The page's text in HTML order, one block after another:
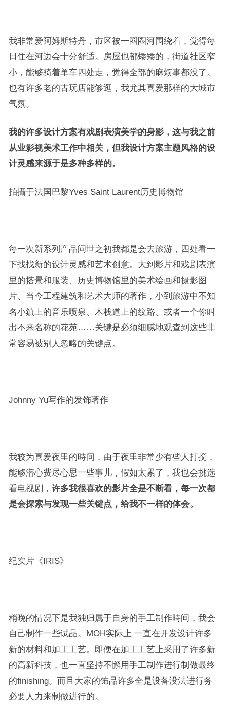
我非常爱阿姆斯特丹，市区被一圈圈河围绕着，觉得每
日住在河边会十分舒适。房屋也都矮矮的，街道社区窄
小，能够骑着单车四处走，觉得全部的麻烦事都没了。
也有许多老的古玩店能够逛，我尤其喜爱那样的大城市
气氛。
我的许多设计方案有戏剧表演美学的身影，这与我之前
从业影视美术工作中相关，但我设计方案主题风格的设
计灵感来源于是多种多样的。
拍攝于法国巴黎Yves Saint Laurent历史博物馆
每一次新系列产品问世之初我都是会去旅游，四处看一
下找找新的设计灵感和艺术创意。大到影片和戏剧表演
里的搭景和服装、历史博物馆里的美术绘画和摄影图
片、当今工程建筑和艺术大师的著作，小到旅游中不知
名小鎮上的音乐喷泉、木栈道上的纹路、或者一个你叫
出不来名称的花苑……关键是必须细腻地观查到这些非
常容易被别人忽略的关键点。
Johnny Yu写作的发饰著作
我较为喜爱夜里的時间，由于夜里非常少有些人打搅，
能够潜心费尽心思一些事儿，假如太累了，我也会挑选
看电视剧， 许多我很喜欢的影片全是不断看，每一次都
是会探索与发现一些关键点，给我不一样的体会。
纪实片《IRIS》
稍晚的情况下是我独归属于自身的手工制作時间，我会
自己制作一些试品。MOH实际上 一直在开发设计许多
新的材料和加工工艺。即便在加工工艺上采用了许多新
的高新科技，也一直坚持不懈用手工制作进行制做最终
的finishing。而且大家的饰品许多全是设备没法进行务
必要人力来制做进行的。